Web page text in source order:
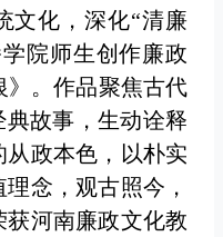
文化，深化“清廉
院师生创作廉政
。作品聚焦古代
典故事，生动诠释
政本色，以朴实
念，观古照今，
河南廉政文化教